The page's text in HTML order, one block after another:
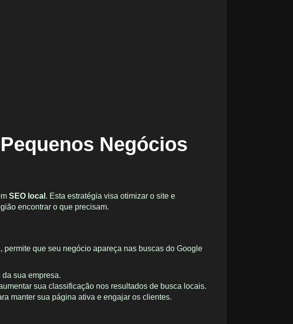
Negócios
SEO local . Esta estratégia visa otimizar o site e
encontrar o que precisam.
que seu negócio apareça nas buscas do Google
sua empresa.
sua classificação nos resultados de busca locais.
manter sua página ativa e engajar os clientes.